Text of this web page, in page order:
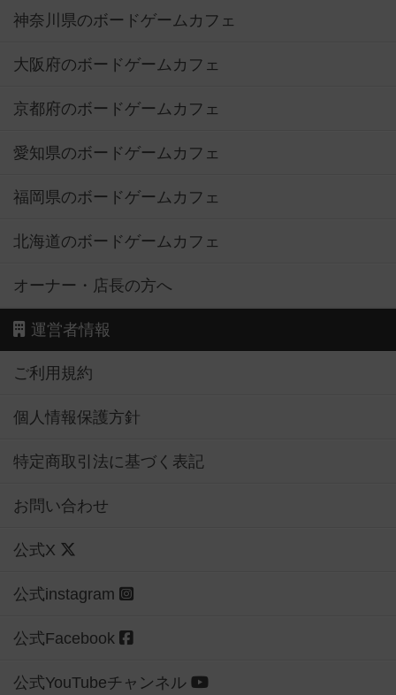
神奈川県のボードゲームカフェ
大阪府のボードゲームカフェ
京都府のボードゲームカフェ
愛知県のボードゲームカフェ
福岡県のボードゲームカフェ
北海道のボードゲームカフェ
オーナー・店長の方へ
運営者情報
ご利用規約
個人情報保護方針
特定商取引法に基づく表記
お問い合わせ
公式X
公式instagram
公式Facebook
公式YouTubeチャンネル